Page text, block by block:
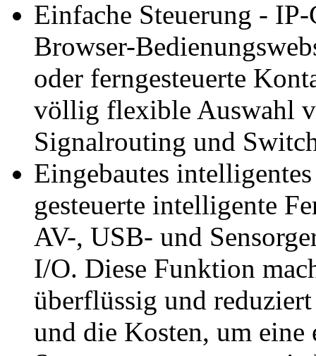
Einfache Steuerung -
Browser-
oder ferngesteuerte
völlig flexible Auswahl
Signalrouting und
Eingebautes
gesteuerte intelligente
AV-, USB- und
I/O. Diese Funktion
überflüssig und
und die Kosten, um